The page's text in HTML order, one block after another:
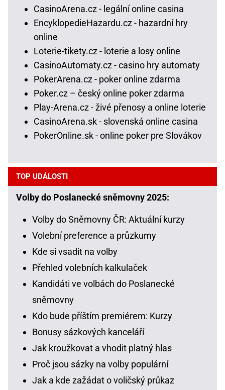
CasinoArena.cz - legální online casina
EncyklopedieHazardu.cz - hazardní hry
online
Loterie-tikety.cz - loterie a losy online
CasinoAutomaty.cz - casino hry automaty
PokerArena.cz - poker online zdarma
Poker.cz – český online poker zdarma
Play-Arena.cz - živé přenosy a online loterie
CasinoArena.sk - slovenská online casina
PokerOnline.sk - online poker pre Slovákov
TOP UDÁLOSTI
Volby do Poslanecké sněmovny 2025:
Volby do Sněmovny ČR: Aktuální kurzy
Volební preference a průzkumy
Kde si vsadit na volby
Přehled volebních kalkulaček
Kandidáti ve volbách do Poslanecké
sněmovny
Kdo bude příštím premiérem: Kurzy
Bonusy sázkových kanceláří
Jak kroužkovat a vhodit platný hlas
Proč jsou sázky na volby populární
Jak a kde zažádat o voličský průkaz